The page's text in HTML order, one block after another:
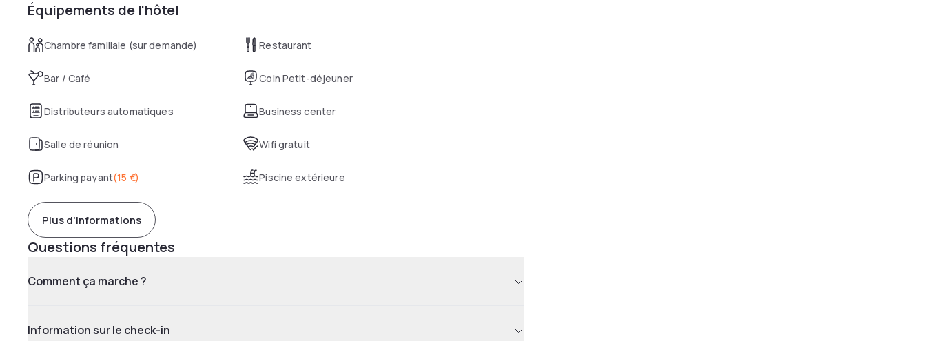
Équipements de l'hôtel
Chambre familiale (sur demande) Restaurant
Bar / Café Coin Petit-déjeuner
Distributeurs automatiques Business center
Salle de réunion Wifi gratuit
Parking payant(15 €) Piscine extérieure
Plus d'informations
Questions fréquentes
Comment ça marche ?
Information sur le check-in